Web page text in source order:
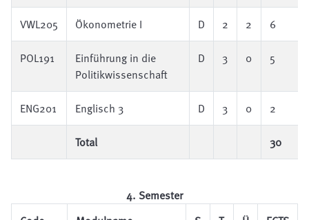
VWL205 Ökonometrie I D 2 2 6
POL191
Einführung in die
Politikwissenschaft
D 3 0 5
ENG201 Englisch 3 D 3 0 2
Total 30
4. Semester